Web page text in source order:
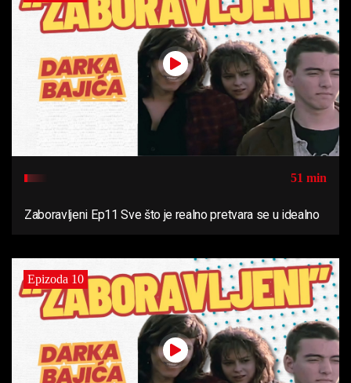
51 min
Zaboravljeni Ep11 Sve što je realno pretvara se u idealno
Epizoda 10